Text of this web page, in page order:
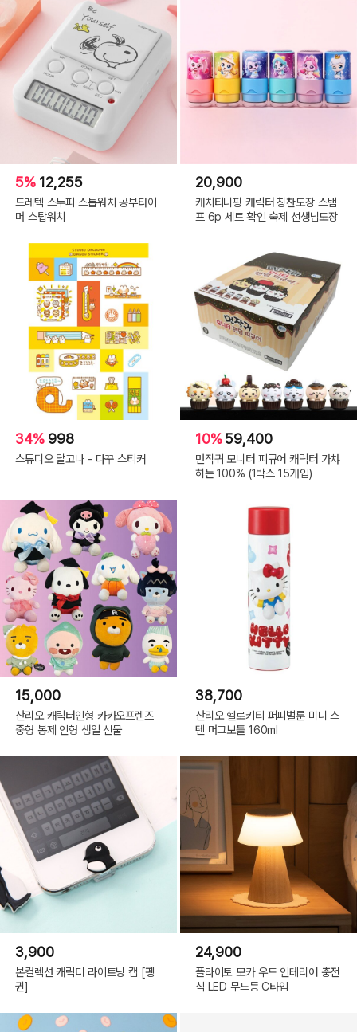
5% 12,255
드레텍 스누피 스톱워치 공부타이
머 스탑워치
20,900
캐치티니핑 캐릭터 칭찬도장 스탬
프 6p 세트 확인 숙제 선생님도장
34% 998
스튜디오 달고나 - 다꾸 스티커
10%59,400
먼작귀 모니터 피규어 캐릭터 가챠
히든 100% (1박스 15개입)
15,000
산리오 캐릭터인형 카카오프렌즈
중형 봉제 인형 생일 선물
38,700
산리오 헬로키티 퍼피벌룬 미니 스
텐 머그보틀 160ml
3,900
본컬렉션 캐릭터 라이트닝 캡 [펭
귄]
24,900
플라이토 모카 우드 인테리어 충전
식 LED 무드등 C타입